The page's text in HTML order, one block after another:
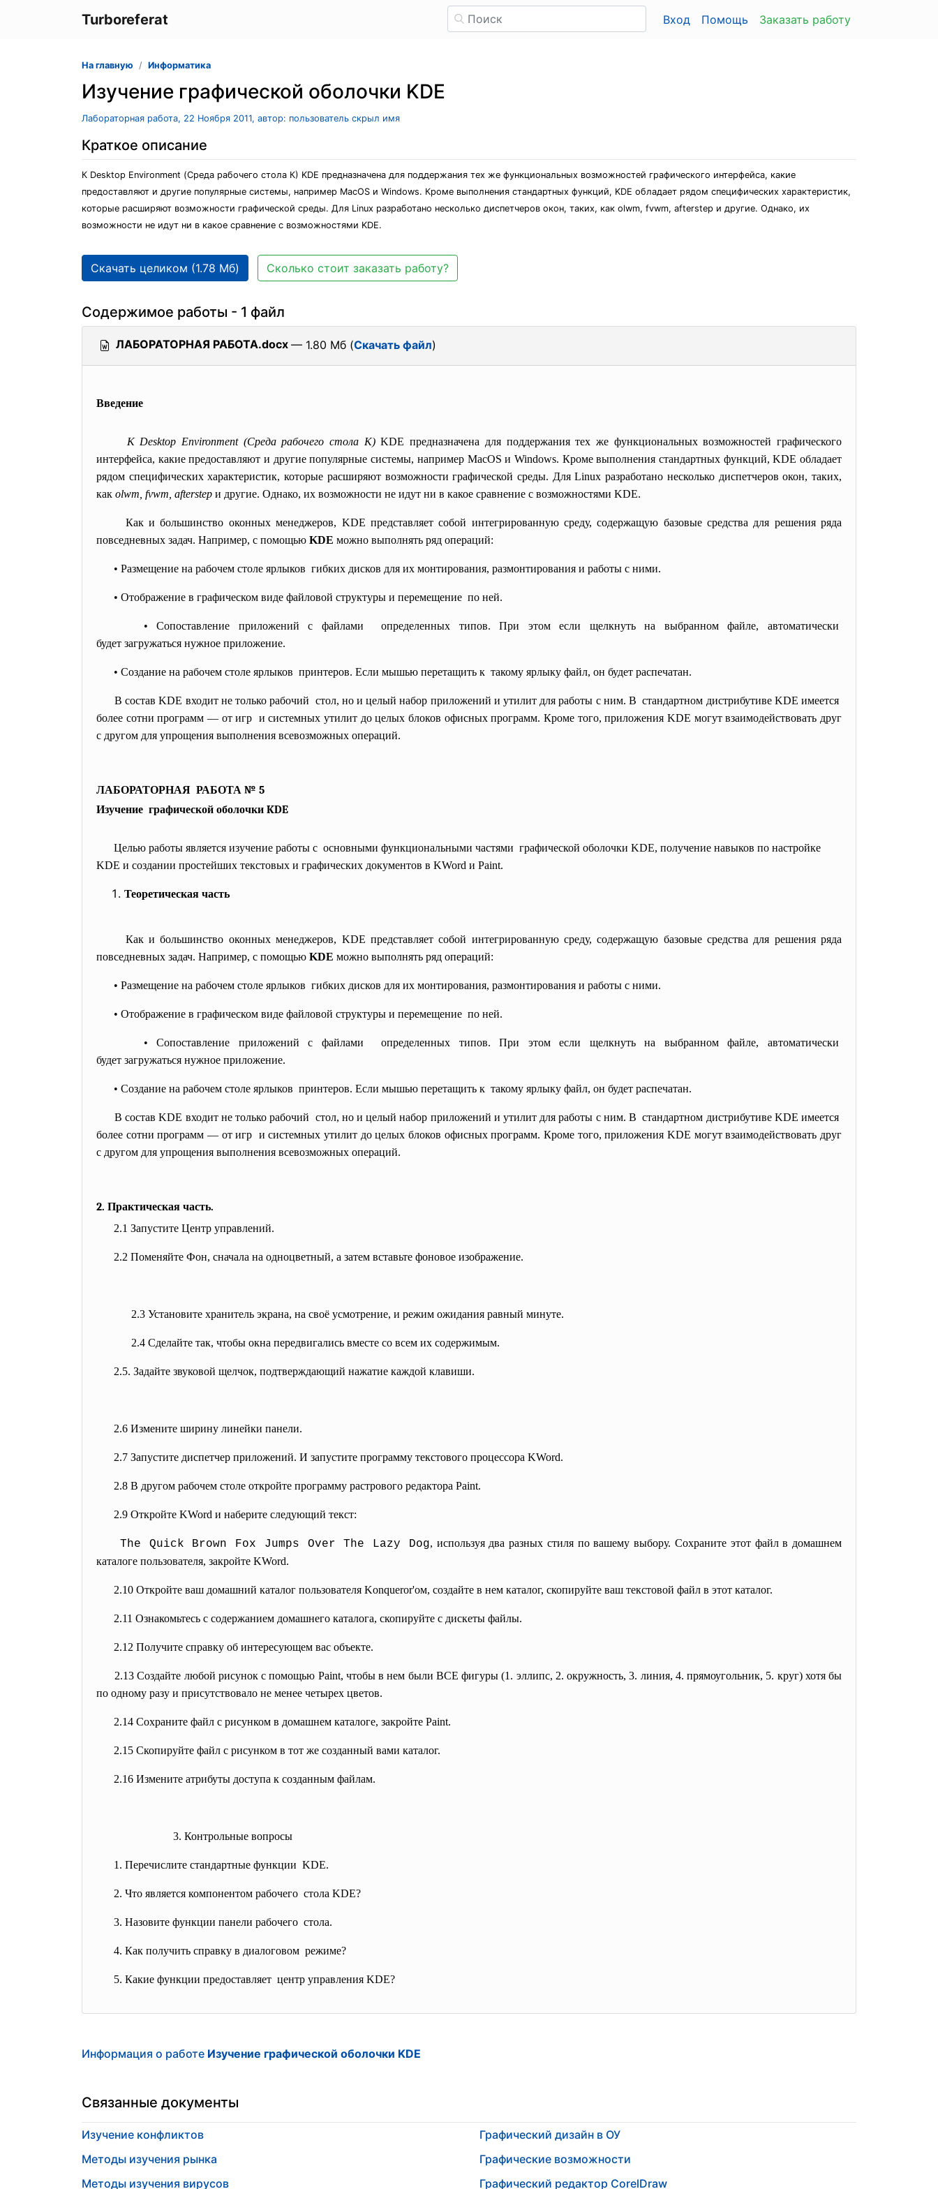
Turboreferat Вход Помощь Заказать работу
На главную Информатика
Изучение графической оболочки KDE
Лабораторная работа, 22 Ноября 2011, автор: пользователь скрыл имя
Краткое описание
К Desktop Environment (Среда рабочего стола К) KDE предназначена для поддержания тех же функциональных возможностей графического интерфейса, какие
предоставляют и другие популярные системы, например MacOS и Windows. Кроме выполнения стандартных функций, KDE обладает рядом специфических характеристик,
которые расширяют возможности графической среды. Для Linux разработано несколько диспетчеров окон, таких, как olwm, fvwm, afterstep и другие. Однако, их
возможности не идут ни в какое сравнение с возможностями KDE.
Скачать целиком (1.78 Мб) Сколько стоит заказать работу?
Содержимое работы - 1 файл
ЛАБОРАТОРНАЯ РАБОТА.docx — 1.80 Мб (Скачать файл)
Введение
К Desktop Environment (Среда рабочего стола К)KDE предназначена для поддержания тех же функциональных возможностей графического
интерфейса, какие предоставляют и другие популярные системы, например MacOS и Windows. Кроме выполнения стандартных функций, KDE обладает
рядом специфических характеристик, которые расширяют возможности графической среды. Для Linux разработано несколько диспетчеров окон, таких,
как olwm, fvwm, afterstep и другие. Однако, их возможности не идут ни в какое сравнение с возможностями KDE.
Как и большинство оконныхменеджеров, KDE представляет собой интегрированную среду, содержащую базовые средства для решения ряда
повседневных задач. Например, с помощью KDE можно выполнять ряд операций:
• Размещение на рабочем столе ярлыков гибких дисков для их монтирования, размонтирования и работы с ними.
• Отображение в графическом виде файловой структуры и перемещение по ней.
• Сопоставление приложений с файлами определенных типов. При этом если щелкнуть на выбранном файле, автоматически
будет загружаться нужное приложение.
• Создание на рабочем столе ярлыков принтеров. Если мышью перетащить к такому ярлыку файл, он будет распечатан.
В состав KDE входит не только рабочий стол, но и целый набор приложений и утилит для работы с ним. В стандартном дистрибутиве KDE имеется
более сотни программ — от игр и системных утилит до целых блоков офисных программ. Кроме того, приложения KDE могут взаимодействовать друг
с другом для упрощения выполнения всевозможных операций.
ЛАБОРАТОРНАЯ РАБОТА № 5
Изучение графической оболочки KDE
Целью работы является изучение работы с основными функциональными частями графической оболочки KDE, получение навыков по настройке
KDE и создании простейших текстовых и графических документов в KWord и Paint.
Теоретическая часть
Как и большинство оконныхменеджеров, KDE представляет собой интегрированную среду, содержащую базовые средства для решения ряда
повседневных задач. Например, с помощью KDE можно выполнять ряд операций:
• Размещение на рабочем столе ярлыков гибких дисков для их монтирования, размонтирования и работы с ними.
• Отображение в графическом виде файловой структуры и перемещение по ней.
• Сопоставление приложений с файлами определенных типов. При этом если щелкнуть на выбранном файле, автоматически
будет загружаться нужное приложение.
• Создание на рабочем столе ярлыков принтеров. Если мышью перетащить к такому ярлыку файл, он будет распечатан.
В состав KDE входит не только рабочий стол, но и целый набор приложений и утилит для работы с ним. В стандартном дистрибутиве KDE имеется
более сотни программ — от игр и системных утилит до целых блоков офисных программ. Кроме того, приложения KDE могут взаимодействовать друг
с другом для упрощения выполнения всевозможных операций.
2. Практическая часть.
2.1 Запустите Центр управлений.
2.2 Поменяйте Фон, сначала на одноцветный, а затем вставьте фоновое изображение.
2.3 Установите хранитель экрана, на своё усмотрение, и режим ожидания равный минуте.
2.4 Сделайте так, чтобы окна передвигались вместе со всем их содержимым.
2.5. Задайте звуковой щелчок, подтверждающий нажатие каждой клавиши.
2.6 Измените ширину линейки панели.
2.7 Запустите диспетчер приложений. И запустите программу текстового процессора KWord.
2.8 В другом рабочем столе откройте программу растрового редактора Paint.
2.9 Откройте KWord и наберите следующий текст:
The Quick Brown Fox Jumps Over The Lazy Dog, используя два разных стиля по вашему выбору. Сохраните этот файл в домашнем
каталоге пользователя, закройте KWord.
2.10 Откройте ваш домашний каталог пользователя Konqueror'ом, создайте в нем каталог, скопируйте ваш текстовой файл в этот каталог.
2.11 Ознакомьтесь с содержанием домашнего каталога, скопируйте с дискеты файлы.
2.12 Получите справку об интересующем вас объекте.
2.13 Создайте любой рисунок с помощью Paint, чтобы в нем были ВСЕ фигуры (1. эллипс, 2. окружность, 3. линия, 4. прямоугольник, 5. круг) хотя бы
по одному разу и присутствовало не менее четырех цветов.
2.14 Сохраните файл с рисунком в домашнем каталоге, закройте Paint.
2.15 Скопируйте файл с рисунком в тот же созданный вами каталог.
2.16 Измените атрибуты доступа к созданным файлам.
3. Контрольные вопросы
1. Перечислите стандартные функции KDE.
2. Что является компонентом рабочего стола KDE?
3. Назовите функции панели рабочего стола.
4. Как получить справку в диалоговом режиме?
5. Какие функции предоставляет центр управления KDE?
Информация о работе Изучение графической оболочки KDE
Связанные документы
Изучение конфликтов
Методы изучения рынка
Методы изучения вирусов
Графический дизайн в ОУ
Графические возможности
Графический редактор CorelDraw